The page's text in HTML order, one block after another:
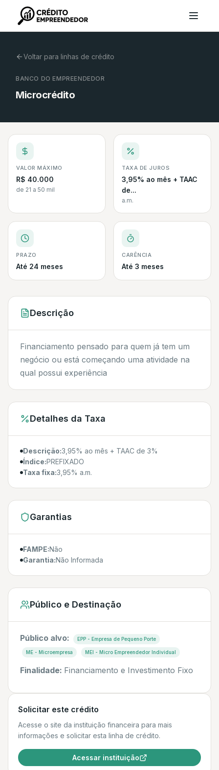
Voltar para linhas de crédito
BANCO DO EMPREENDEDOR
Microcrédito
VALOR MÁXIMO
R$ 40.000
de 21 a 50 mil
TAXA DE JUROS
3,95% ao mês + TAAC
de...
a.m.
PRAZO
Até 24 meses
CARÊNCIA
Até 3 meses
Descrição
Financiamento pensado para quem já tem um
negócio ou está começando uma atividade na
qual possui experiência
Detalhes da Taxa
Descrição:3,95% ao mês + TAAC de 3%
Índice:PREFIXADO
Taxa fixa:3,95% a.m.
Garantias
FAMPE:Não
Garantia:Não Informada
Público e Destinação
Público alvo: EPP - Empresa de Pequeno Porte
ME - Microempresa MEI - Micro Empreendedor Individual
Finalidade: Financiamento e Investimento Fixo
Solicitar este crédito
Acesse o site da instituição financeira para mais
informações e solicitar esta linha de crédito.
Acessar instituição